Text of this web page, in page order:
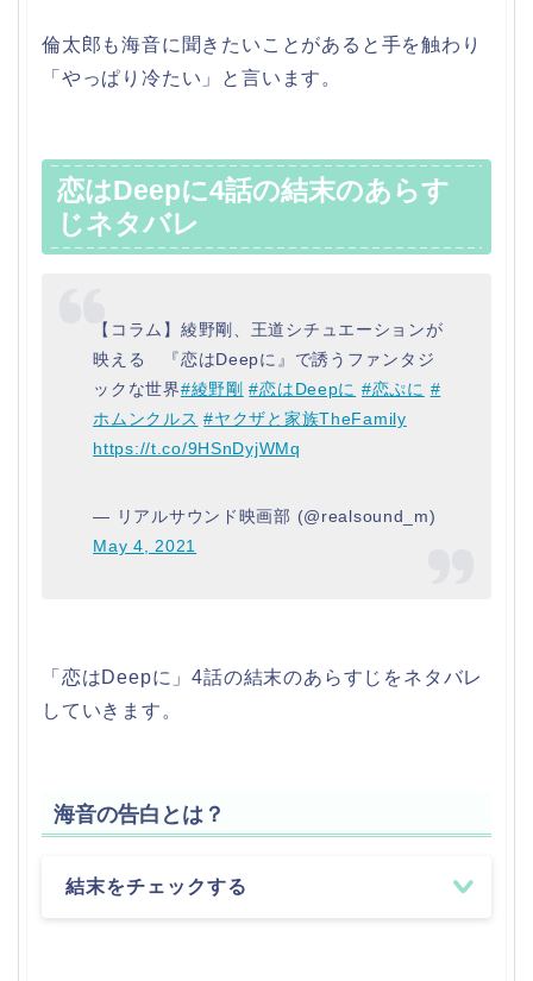
倫太郎も海音に聞きたいことがあると手を触わり
「やっぱり冷たい」と言います。
恋はDeepに4話の結末のあらす
じネタバレ
【コラム】綾野剛、王道シチュエーションが
映える 『恋はDeepに』で誘うファンタジ
ックな世界#綾野剛 #恋はDeepに #恋ぷに #
ホムンクルス #ヤクザと家族TheFamily
https://t.co/9HSnDyjWMq
— リアルサウンド映画部 (@realsound_m)
May 4, 2021
「恋はDeepに」4話の結末のあらすじをネタバレ
していきます。
海音の告白とは？
結末をチェックする